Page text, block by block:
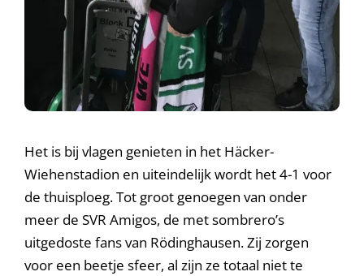
Het is bij vlagen genieten in het Häcker-
Wiehenstadion en uiteindelijk wordt het 4-1 voor
de thuisploeg. Tot groot genoegen van onder
meer de SVR Amigos, de met sombrero’s
uitgedoste fans van Rödinghausen. Zij zorgen
voor een beetje sfeer, al zijn ze totaal niet te